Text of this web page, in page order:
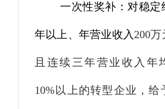
一次性奖补：对稳定
年以上、年营业收入200万
且连续三年营业收入年
10% 以上的转型企业，给